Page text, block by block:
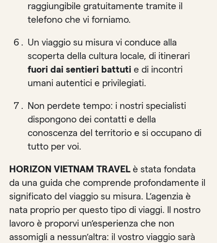
raggiungibile gratuitamente tramite il
telefono che vi forniamo.
Un viaggio su misura vi conduce alla
scoperta della cultura locale, di itinerari
fuori dai sentieri battuti e di incontri
umani autentici e privilegiati.
Non perdete tempo: i nostri specialisti
dispongono dei contatti e della
conoscenza del territorio e si occupano di
tutto per voi.
HORIZON VIETNAM TRAVELè stata fondata
da una guida che comprende profondamente il
significato del viaggio su misura. L’agenzia è
nata proprio per questo tipo di viaggi. Il nostro
lavoro è proporvi un’esperienza che non
assomigli a nessun’altra: il vostro viaggio sarà